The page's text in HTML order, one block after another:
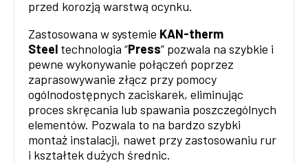
przed korozją warstwą ocynku.
Zastosowana w systemie KAN-therm
Steel technologia “Press” pozwala na szybkie i
pewne wykonywanie połączeń poprzez
zaprasowywanie złącz przy pomocy
ogólnodostępnych zaciskarek, eliminując
proces skręcania lub spawania poszczególnych
elementów. Pozwala to na bardzo szybki
montaż instalacji, nawet przy zastosowaniu rur
i kształtek dużych średnic.